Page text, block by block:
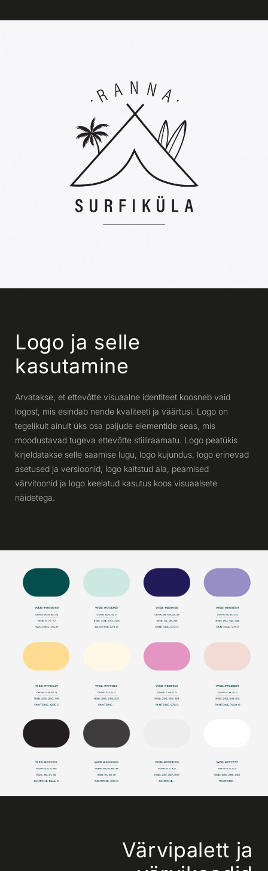
Logo ja selle
kasutamine
Arvatakse, et ettevõtte visuaalne identiteet koosneb vaid
logost, mis esindab nende kvaliteeti ja väärtusi. Logo on
tegelikult ainult üks osa paljude elementide seas, mis
moodustavad tugeva ettevõtte stiiliraamatu. Logo peatükis
kirjeldatakse selle saamise lugu, logo kujundus, logo erinevad
asetused ja versioonid, logo kaitstud ala, peamised
värvitoonid ja logo keelatud kasutus koos visuaalsete
näidetega.
Värvipalett ja